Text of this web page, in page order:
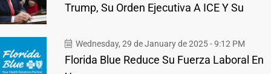
Trump, Su Orden Ejecutiva A ICE Y Su
Wednesday, 29 de January de 2025 - 9:12 PM
Florida Blue Reduce Su Fuerza Laboral En